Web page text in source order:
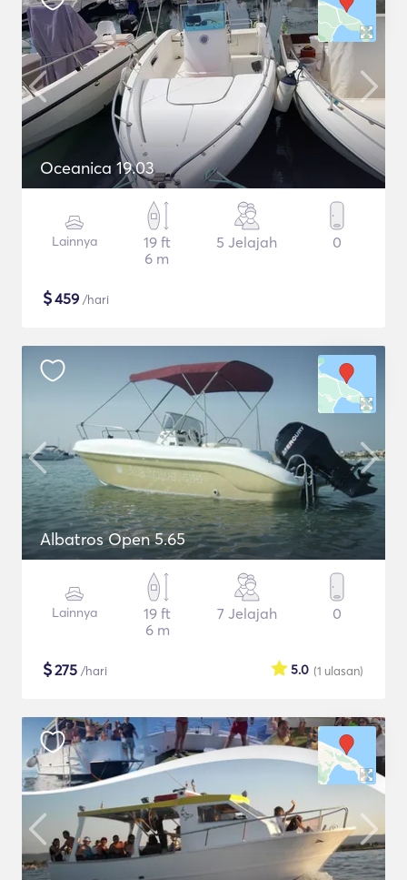
Oceanica 19.03
Lainnya
19 ft
6 m
5 Jelajah 0
$459 /hari
Albatros Open 5.65
Lainnya
19 ft
6 m
7 Jelajah 0
$275 /hari (1 ulasan)
5.0